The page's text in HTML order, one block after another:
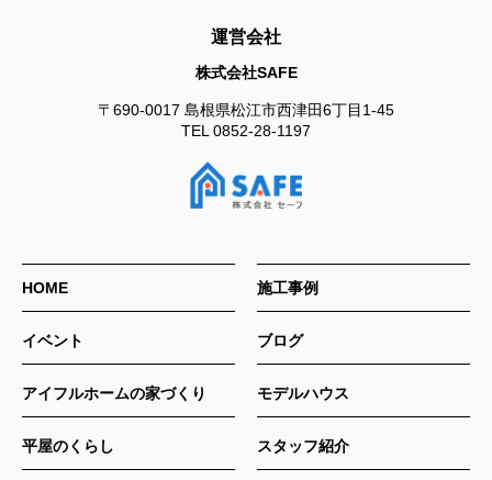
運営会社
株式会社SAFE
〒690-0017 島根県松江市西津田6丁目1-45
TEL 0852-28-1197
HOME
イベント
アイフルホームの家づくり
平屋のくらし
施工事例
ブログ
モデルハウス
スタッフ紹介